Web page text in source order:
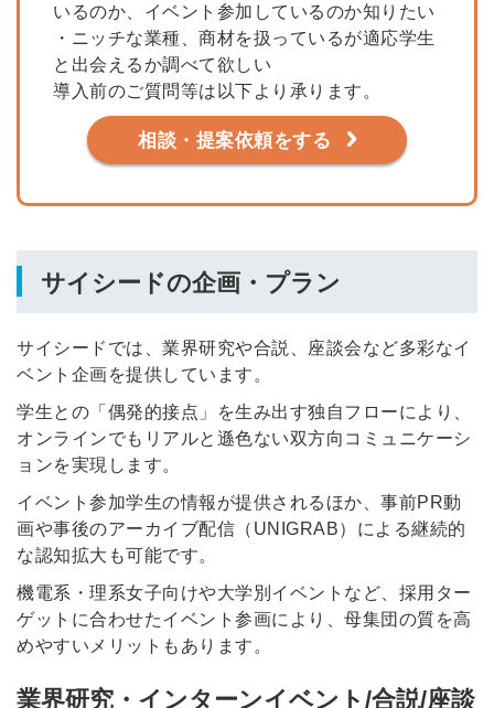
いるのか、イベント参加しているのか知りたい
・ニッチな業種、商材を扱っているが適応学生
と出会えるか調べて欲しい
導入前のご質問等は以下より承ります。
相談・提案依頼をする
サイシードの企画・プラン
サイシードでは、業界研究や合説、座談会など多彩なイ
ベント企画を提供しています。
学生との「偶発的接点」を生み出す独自フローにより、
オンラインでもリアルと遜色ない双方向コミュニケーシ
ョンを実現します。
イベント参加学生の情報が提供されるほか、事前PR動
画や事後のアーカイブ配信（UNIGRAB）による継続的
な認知拡大も可能です。
機電系・理系女子向けや大学別イベントなど、採用ター
ゲットに合わせたイベント参画により、母集団の質を高
めやすいメリットもあります。
業界研究・インターンイベント/合説/座談